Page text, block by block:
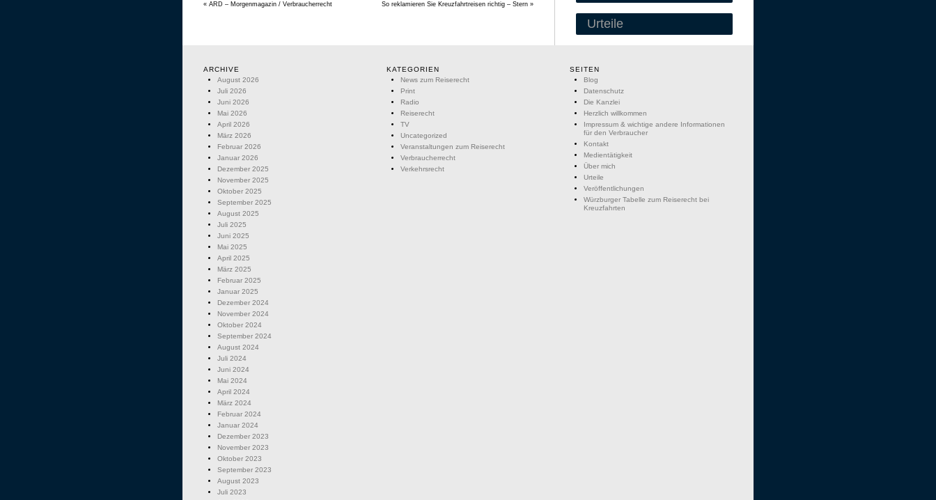
« ARD – Morgenmagazin / Verbraucherrecht So reklamieren Sie Kreuzfahrtreisen richtig – Stern »
Urteile
ARCHIVE
August 2026
Juli 2026
Juni 2026
Mai 2026
April 2026
März 2026
Februar 2026
Januar 2026
Dezember 2025
November 2025
Oktober 2025
September 2025
August 2025
Juli 2025
Juni 2025
Mai 2025
April 2025
März 2025
Februar 2025
Januar 2025
Dezember 2024
November 2024
Oktober 2024
September 2024
August 2024
Juli 2024
Juni 2024
Mai 2024
April 2024
März 2024
Februar 2024
Januar 2024
Dezember 2023
November 2023
Oktober 2023
September 2023
August 2023
Juli 2023
KATEGORIEN
News zum Reiserecht
Print
Radio
Reiserecht
TV
Uncategorized
Veranstaltungen zum Reiserecht
Verbraucherrecht
Verkehrsrecht
SEITEN
Blog
Datenschutz
Die Kanzlei
Herzlich willkommen
Impressum & wichtige andere Informationen
für den Verbraucher
Kontakt
Medientätigkeit
Über mich
Urteile
Veröffentlichungen
Würzburger Tabelle zum Reiserecht bei
Kreuzfahrten